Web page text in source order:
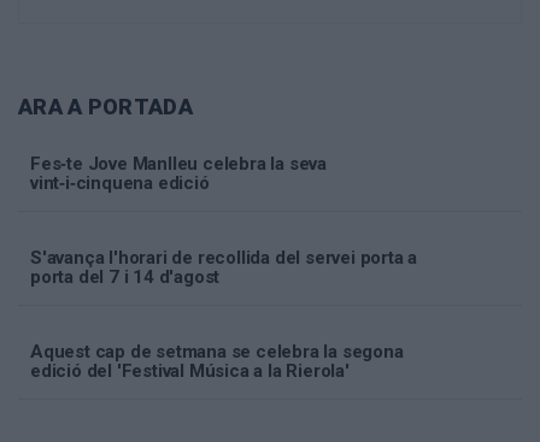
ARA A PORTADA
Fes‑te Jove Manlleu celebra la seva
vint‑i‑cinquena edició
S'avança l'horari de recollida del servei porta a
porta del 7 i 14 d'agost
Aquest cap de setmana se celebra la segona
edició del 'Festival Música a la Rierola'